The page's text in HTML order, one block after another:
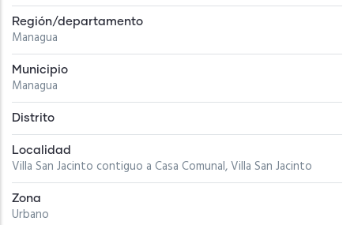
Región/departamento
Managua
Municipio
Managua
Distrito
Localidad
Villa San Jacinto contiguo a Casa Comunal, Villa San Jacinto
Zona
Urbano